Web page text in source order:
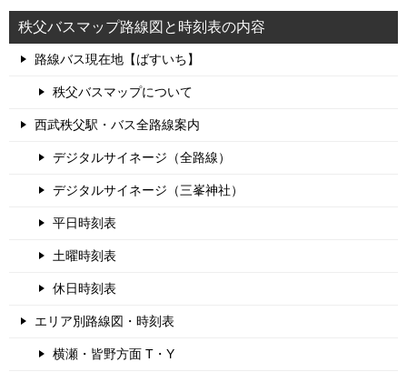
秩父バスマップ路線図と時刻表の内容
路線バス現在地【ばすいち】
秩父バスマップについて
西武秩父駅・バス全路線案内
デジタルサイネージ（全路線）
デジタルサイネージ（三峯神社）
平日時刻表
土曜時刻表
休日時刻表
エリア別路線図・時刻表
横瀬・皆野方面 T・Y